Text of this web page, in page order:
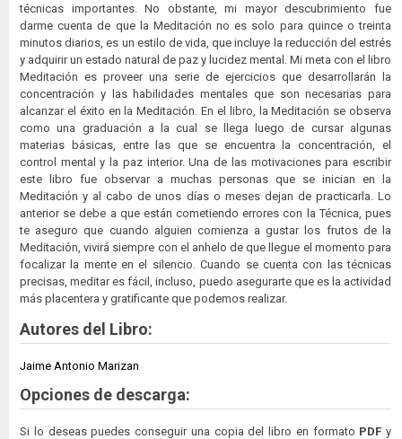
técnicas importantes. No obstante, mi mayor descubrimiento fue
darme cuenta de que la Meditación no es solo para quince o treinta
minutos diarios, es un estilo de vida, que incluye la reducción del estrés
y adquirir un estado natural de paz y lucidez mental. Mi meta con el libro
Meditación es proveer una serie de ejercicios que desarrollarán la
concentración y las habilidades mentales que son necesarias para
alcanzar el éxito en la Meditación. En el libro, la Meditación se observa
como una graduación a la cual se llega luego de cursar algunas
materias básicas, entre las que se encuentra la concentración, el
control mental y la paz interior. Una de las motivaciones para escribir
este libro fue observar a muchas personas que se inician en la
Meditación y al cabo de unos días o meses dejan de practicarla. Lo
anterior se debe a que están cometiendo errores con la Técnica, pues
te aseguro que cuando alguien comienza a gustar los frutos de la
Meditación, vivirá siempre con el anhelo de que llegue el momento para
focalizar la mente en el silencio. Cuando se cuenta con las técnicas
precisas, meditar es fácil, incluso, puedo asegurarte que es la actividad
más placentera y gratificante que podemos realizar.
Autores del Libro:
Jaime Antonio Marizan
Opciones de descarga:
Si lo deseas puedes conseguir una copia del libro en formato PDF y